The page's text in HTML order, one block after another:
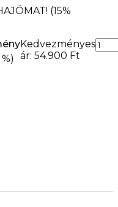
(15%
Kedvezményes
ár: 54.900 Ft
27: